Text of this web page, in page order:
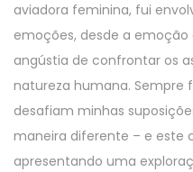
5
aviadora feminina, fui
emoções, desde a
angústia de confrontar os
natureza humana. Sempre
desafiam minhas
maneira diferente – e este
apresentando uma